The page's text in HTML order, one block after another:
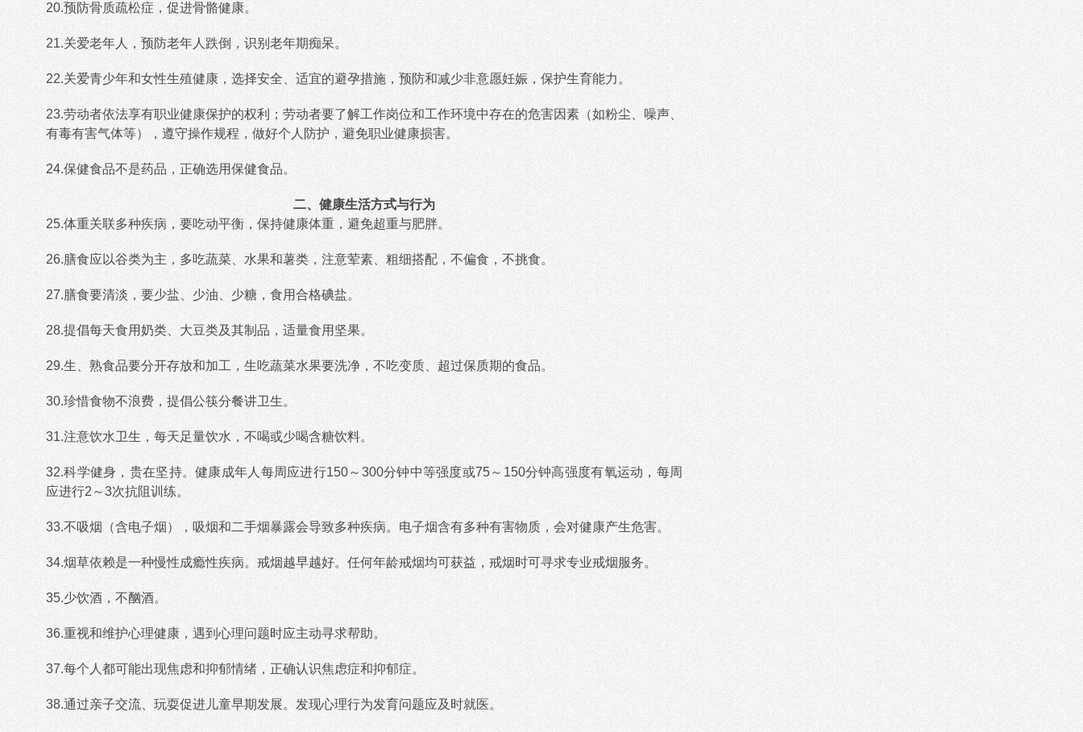
20.预防骨质疏松症，促进骨骼健康。
21.关爱老年人，预防老年人跌倒，识别老年期痴呆。
22.关爱青少年和女性生殖健康，选择安全、适宜的避孕措施，预防和减少非意愿妊娠，保护生育能力。
23.劳动者依法享有职业健康保护的权利；劳动者要了解工作岗位和工作环境中存在的危害因素（如粉尘、噪声、
有毒有害气体等），遵守操作规程，做好个人防护，避免职业健康损害。
24.保健食品不是药品，正确选用保健食品。
二、健康生活方式与行为
25.体重关联多种疾病，要吃动平衡，保持健康体重，避免超重与肥胖。
26.膳食应以谷类为主，多吃蔬菜、水果和薯类，注意荤素、粗细搭配，不偏食，不挑食。
27.膳食要清淡，要少盐、少油、少糖，食用合格碘盐。
28.提倡每天食用奶类、大豆类及其制品，适量食用坚果。
29.生、熟食品要分开存放和加工，生吃蔬菜水果要洗净，不吃变质、超过保质期的食品。
30.珍惜食物不浪费，提倡公筷分餐讲卫生。
31.注意饮水卫生，每天足量饮水，不喝或少喝含糖饮料。
32.科学健身，贵在坚持。健康成年人每周应进行150～300分钟中等强度或75～150分钟高强度有氧运动，每周
应进行2～3次抗阻训练。
33.不吸烟（含电子烟），吸烟和二手烟暴露会导致多种疾病。电子烟含有多种有害物质，会对健康产生危害。
34.烟草依赖是一种慢性成瘾性疾病。戒烟越早越好。任何年龄戒烟均可获益，戒烟时可寻求专业戒烟服务。
35.少饮酒，不酗酒。
36.重视和维护心理健康，遇到心理问题时应主动寻求帮助。
37.每个人都可能出现焦虑和抑郁情绪，正确认识焦虑症和抑郁症。
38.通过亲子交流、玩耍促进儿童早期发展。发现心理行为发育问题应及时就医。